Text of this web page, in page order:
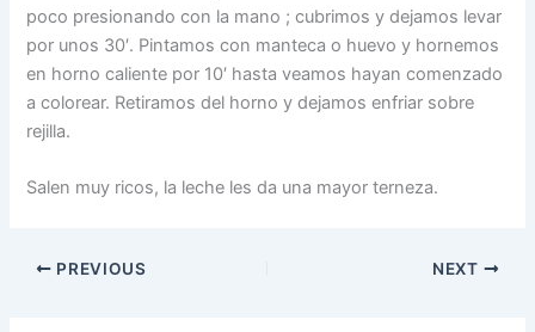
poco presionando con la mano ; cubrimos y dejamos levar
por unos 30′. Pintamos con manteca o huevo y hornemos
en horno caliente por 10′ hasta veamos hayan comenzado
a colorear. Retiramos del horno y dejamos enfriar sobre
rejilla.
Salen muy ricos, la leche les da una mayor terneza.
PREVIOUS NEXT